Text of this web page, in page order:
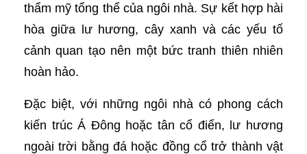
thẩm mỹ tổng thể của ngôi nhà. Sự kết hợp hài
hòa giữa lư hương, cây xanh và các yếu tố
cảnh quan tạo nên một bức tranh thiên nhiên
hoàn hảo.
Đặc biệt, với những ngôi nhà có phong cách
kiến trúc Á Đông hoặc tân cổ điển, lư hương
ngoài trời bằng đá hoặc đồng cổ trở thành vật